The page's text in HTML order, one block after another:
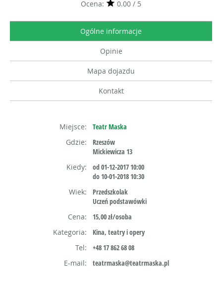
Ocena:
0.00 / 5
Ogólne informacje
Opinie
Mapa dojazdu
Kontakt
Miejsce:
Teatr Maska
Gdzie:
Rzeszów
Mickiewicza 13
Kiedy:
od 01-12-2017 10:00
do 10-01-2018 10:30
Wiek:
Przedszkolak
Uczeń podstawówki
Cena:
15,00 zł/osoba
Kategoria:
Kina, teatry i opery
Tel:
+48 17 862 68 08
E-mail:
teatrmaska@teatrmaska.pl